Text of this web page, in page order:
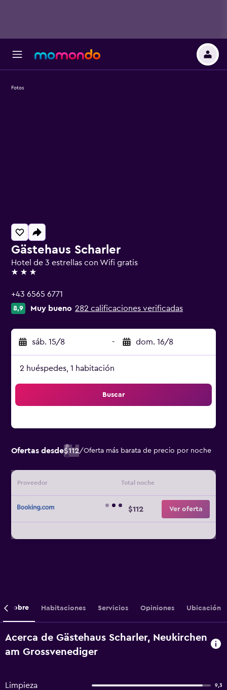
Gästehaus Scharler
Hotel de 3 estrellas con Wifi gratis
3 estrellas
+43 6565 6771
8,9 Muy bueno 282 calificaciones verificadas
sáb. 15/8 - dom. 16/8
2 huéspedes, 1 habitación
Buscar
Ofertas desde$112/Oferta más barata de precio por noche
Proveedor Total noche
$112 Ver oferta
Fotos
Sobre Habitaciones Servicios Opiniones Ubicación
Acerca de Gästehaus Scharler, Neukirchen
am Grossvenediger
Limpieza 9,3